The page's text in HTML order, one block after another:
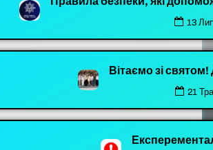
13
Вітаємо зі
21